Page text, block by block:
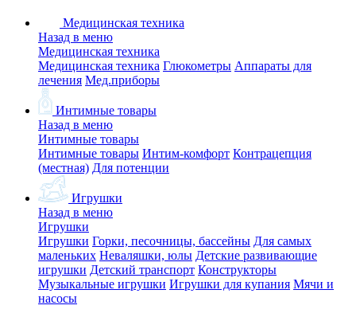
Медицинская техника
Назад в меню
Медицинская техника
Медицинская техника Глюкометры Аппараты для
лечения Мед.приборы
Интимные товары
Назад в меню
Интимные товары
Интимные товары Интим-комфорт Контрацепция
(местная) Для потенции
Игрушки
Назад в меню
Игрушки
Игрушки Горки, песочницы, бассейны Для самых
маленьких Неваляшки, юлы Детские развивающие
игрушки Детский транспорт Конструкторы
Музыкальные игрушки Игрушки для купания Мячи и
насосы